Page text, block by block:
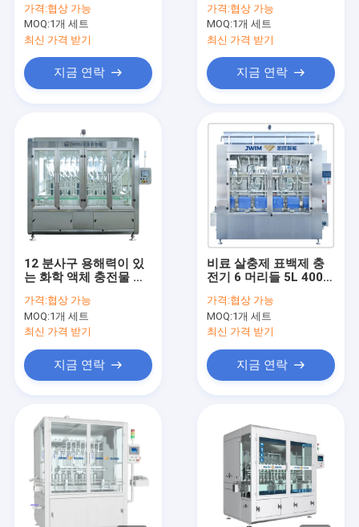
제품
우리에 대하여
공장 여행
가격:협상 가능
MOQ:1개 세트
최신 가격 받기
지금 연락
가격:협상 가능
MOQ:1개 세트
최신 가격 받기
지금 연락
12 분사구 용해력이 있
는 화학 액체 충전물 기
BPH
가격:협상 가능
MOQ:1개 세트
최신 가격 받기
지금 연락
비료 살충제 표백제 충
전기 6 머리들 5L 400
가격:협상 가능
MOQ:1개 세트
최신 가격 받기
지금 연락